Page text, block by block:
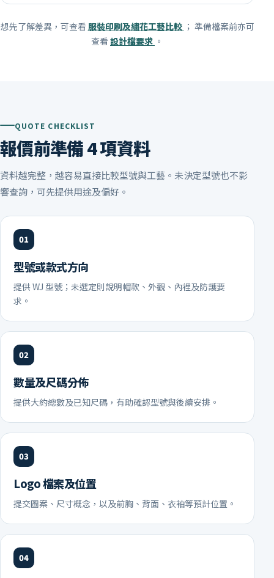
想先了解差異，可查看 服裝印刷及繡花工藝比較 ； 準備檔案前亦可
查看 設計檔要求 。
QUOTE CHECKLIST
報價前準備 4 項資料
資料越完整，越容易直接比較型號與工藝。未決定型號也不影
響查詢，可先提供用途及偏好。
型號或款式方向
提供 WJ 型號；未選定則說明帽款、外觀、內裡及防護要
求。
數量及尺碼分佈
提供大約總數及已知尺碼，有助確認型號與後續安排。
Logo 檔案及位置
提交圖案、尺寸概念，以及前胸、背面、衣袖等預計位置。